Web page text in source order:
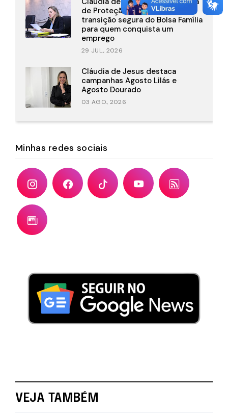
de Proteção que garante
transição segura do Bolsa Família
para quem conquista um
emprego
29 JUL., 2026
Cláudia de Jesus destaca
campanhas Agosto Lilás e
Agosto Dourado
03 AGO., 2026
Minhas redes sociais
VEJA TAMBÉM